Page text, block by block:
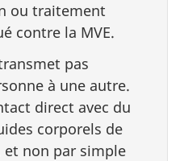
ou traitement
contre la MVE.
pas
à une autre.
direct avec du
corporels de
et non par simple